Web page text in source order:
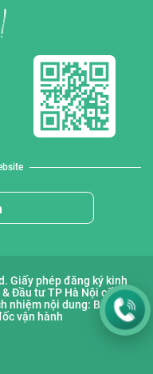
Giấy phép đăng ký kinh
Đầu tư TP Hà Nội cấp lần
nhiệm nội dung: Bà
vận hành